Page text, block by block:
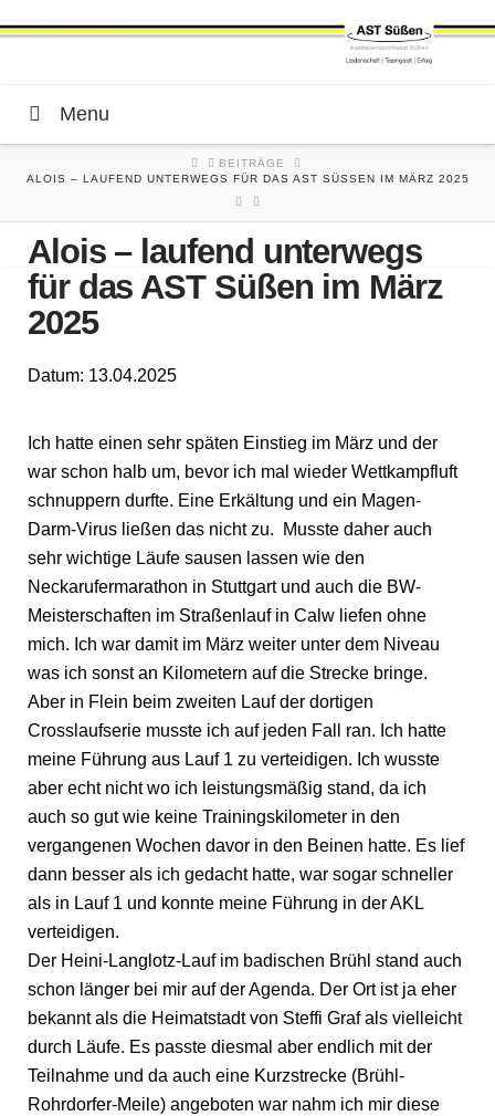
Menu
HOMEBEITRÄGE
ALOIS – LAUFEND UNTERWEGS FÜR DAS AST SÜSSEN IM MÄRZ 2025
Alois – laufend unterwegs
für das AST Süßen im März
2025
Datum: 13.04.2025
Ich hatte einen sehr späten Einstieg im März und der
war schon halb um, bevor ich mal wieder Wettkampfluft
schnuppern durfte. Eine Erkältung und ein Magen-
Darm-Virus ließen das nicht zu. Musste daher auch
sehr wichtige Läufe sausen lassen wie den
Neckarufermarathon in Stuttgart und auch die BW-
Meisterschaften im Straßenlauf in Calw liefen ohne
mich. Ich war damit im März weiter unter dem Niveau
was ich sonst an Kilometern auf die Strecke bringe.
Aber in Flein beim zweiten Lauf der dortigen
Crosslaufserie musste ich auf jeden Fall ran. Ich hatte
meine Führung aus Lauf 1 zu verteidigen. Ich wusste
aber echt nicht wo ich leistungsmäßig stand, da ich
auch so gut wie keine Trainingskilometer in den
vergangenen Wochen davor in den Beinen hatte. Es lief
dann besser als ich gedacht hatte, war sogar schneller
als in Lauf 1 und konnte meine Führung in der AKL
verteidigen.
Der Heini-Langlotz-Lauf im badischen Brühl stand auch
schon länger bei mir auf der Agenda. Der Ort ist ja eher
bekannt als die Heimatstadt von Steffi Graf als vielleicht
durch Läufe. Es passte diesmal aber endlich mit der
Teilnahme und da auch eine Kurzstrecke (Brühl-
Rohrdorfer-Meile) angeboten war nahm ich mir diese